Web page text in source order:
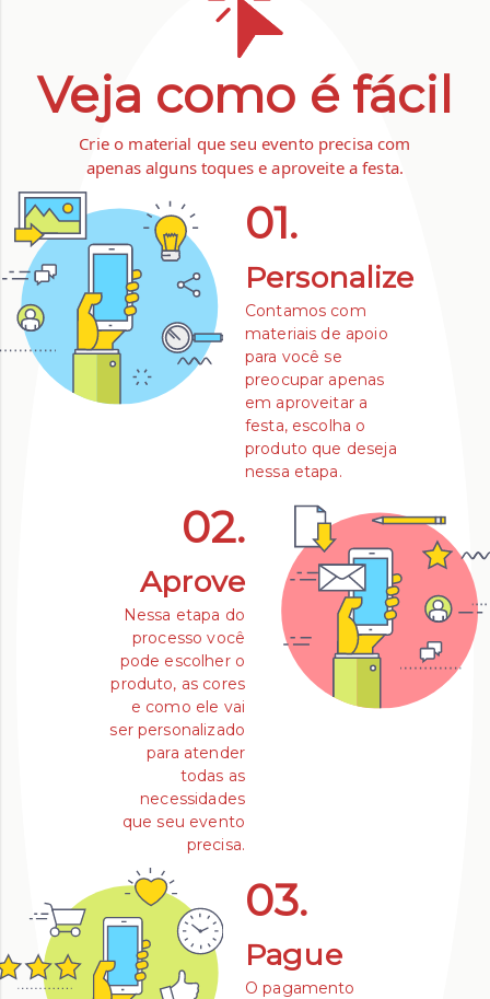
Veja como é fácil
Crie o material que seu evento precisa com
apenas alguns toques e aproveite a festa.
01.
Personalize
Contamos com
materiais de apoio
para você se
preocupar apenas
em aproveitar a
festa, escolha o
produto que deseja
nessa etapa.
02.
Aprove
Nessa etapa do
processo você
pode escolher o
produto, as cores
e como ele vai
ser personalizado
para atender
todas as
necessidades
que seu evento
precisa.
03.
Pague
O pagamento